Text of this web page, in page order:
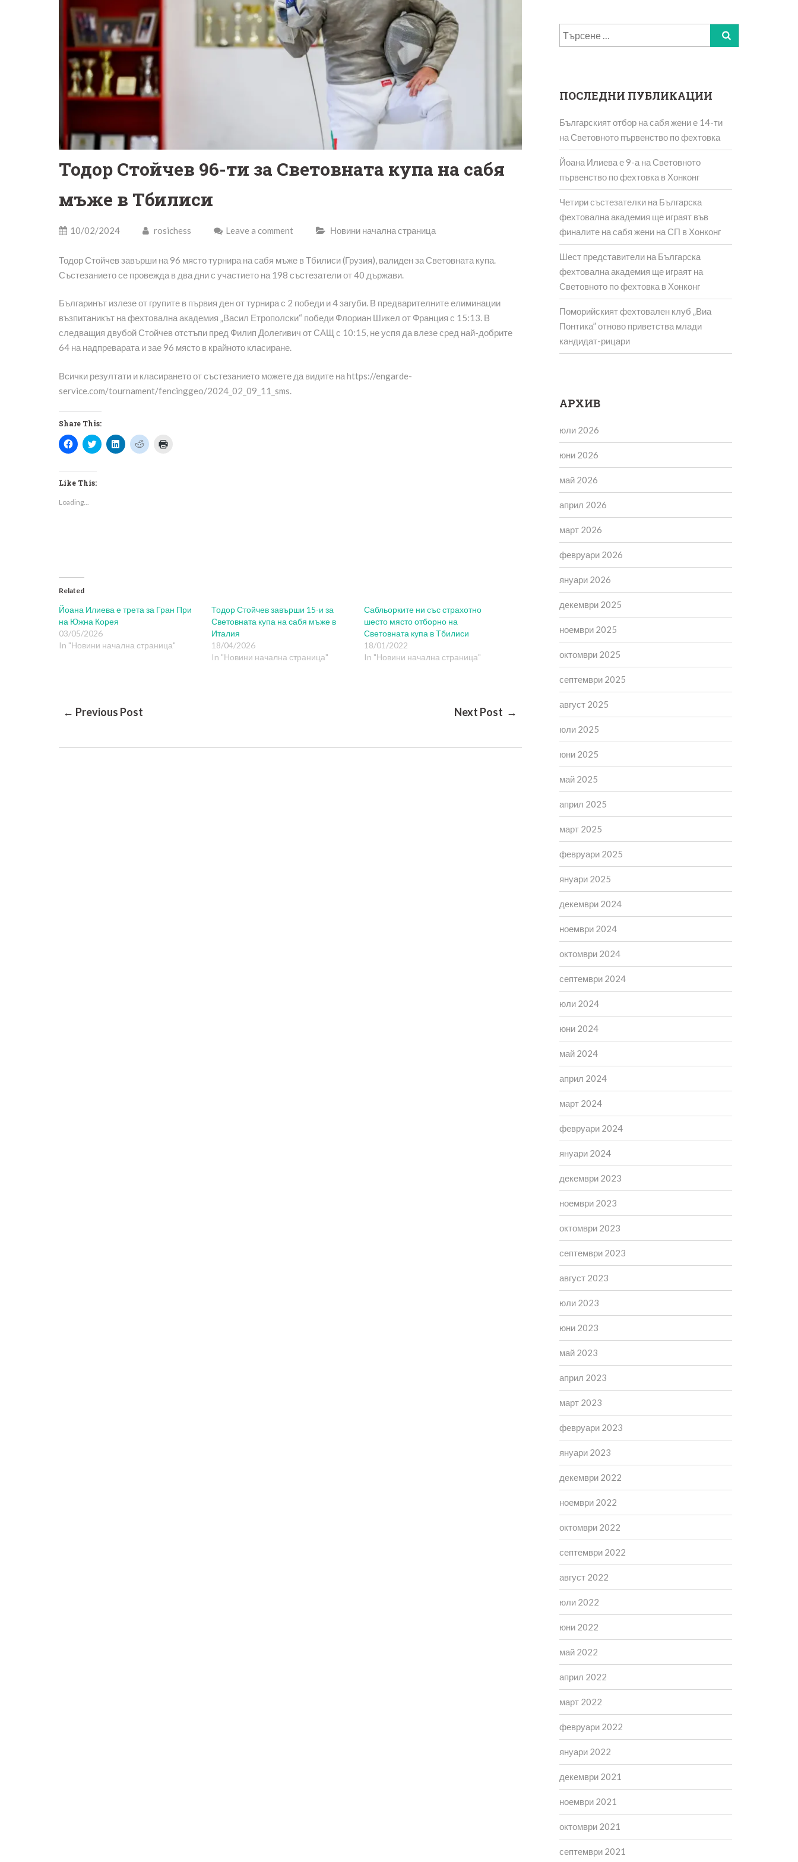
Тодор Стойчев 96-ти за Световната купа на сабя
мъже в Тбилиси
10/02/2024 rosichess Leave a comment Новини начална страница
Тодор Стойчев завърши на 96 място турнира на сабя мъже в Тбилиси (Грузия), валиден за Световната купа.
Състезанието се провежда в два дни с участието на 198 състезатели от 40 държави.
Българинът излезе от групите в първия ден от турнира с 2 победи и 4 загуби. В предварителните елиминации
възпитаникът на фехтовална академия „Васил Етрополски“ победи Флориан Шикел от Франция с 15:13. В
следващия двубой Стойчев отстъпи пред Филип Долегивич от САЩ с 10:15, не успя да влезе сред най-добрите
64 на надпреварата и зае 96 място в крайното класиране.
Всички резултати и класирането от състезанието можете да видите на https://engarde-
service.com/tournament/fencinggeo/2024_02_09_11_sms.
Share This:
Click
to
Facebook
(Opens
in
window)
Click
to
Click
to
Click
to
Like This:
Loading...
Related
Йоана Илиева е трета за Гран При
на Южна Корея
03/05/2026
In "Новини начална страница"
Тодор Стойчев завърши 15-и за
Световната купа на сабя мъже в
Италия
18/04/2026
In "Новини начална страница"
Сабльорките ни със страхотно
шесто място отборно на
Световната купа в Тбилиси
18/01/2022
In "Новини начална страница"
Post
← Previous Post Next Post →
Търсене
за:
ПОСЛЕДНИ ПУБЛИКАЦИИ
Българският отбор на сабя жени е 14-ти
на Световното първенство по фехтовка
Йоана Илиева е 9-а на Световното
първенство по фехтовка в Хонконг
Четири състезателки на Българска
фехтовална академия ще играят във
финалите на сабя жени на СП в Хонконг
Шест представители на Българска
фехтовална академия ще играят на
Световното по фехтовка в Хонконг
Поморийският фехтовален клуб „Виа
Понтика” отново приветства млади
кандидат-рицари
АРХИВ
юли 2026
юни 2026
май 2026
април 2026
март 2026
февруари 2026
януари 2026
декември 2025
ноември 2025
октомври 2025
септември 2025
август 2025
юли 2025
юни 2025
май 2025
април 2025
март 2025
февруари 2025
януари 2025
декември 2024
ноември 2024
октомври 2024
септември 2024
юли 2024
юни 2024
май 2024
април 2024
март 2024
февруари 2024
януари 2024
декември 2023
ноември 2023
октомври 2023
септември 2023
август 2023
юли 2023
юни 2023
май 2023
април 2023
март 2023
февруари 2023
януари 2023
декември 2022
ноември 2022
октомври 2022
септември 2022
август 2022
юли 2022
юни 2022
май 2022
април 2022
март 2022
февруари 2022
януари 2022
декември 2021
ноември 2021
октомври 2021
септември 2021